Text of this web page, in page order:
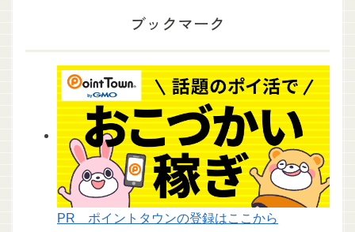
ブックマーク
PR ポイントタウンの登録はここから